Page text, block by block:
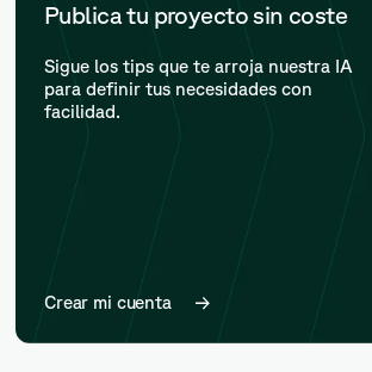
Publica tu proyecto sin coste
Sigue los tips que te arroja nuestra IA
para definir tus necesidades con
facilidad.
Crear mi cuenta